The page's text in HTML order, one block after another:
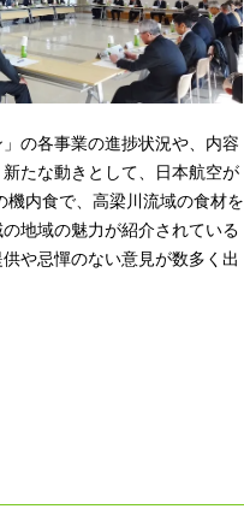
の各事業の進捗状況や、内容
たな動きとして、日本航空が
機内食で、高梁川流域の食材を
地域の魅力が紹介されている
や忌憚のない意見が数多く出